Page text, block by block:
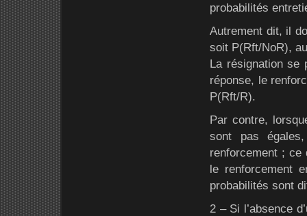
probabilités
Autrement dit, il
soit P(Rft/NoR),
La résignation se
réponse, le
P(Rft/R).
Par contre,
sont pas
renforcement ; ce
le renforcement
probabilités sont
2 – Si l’absence